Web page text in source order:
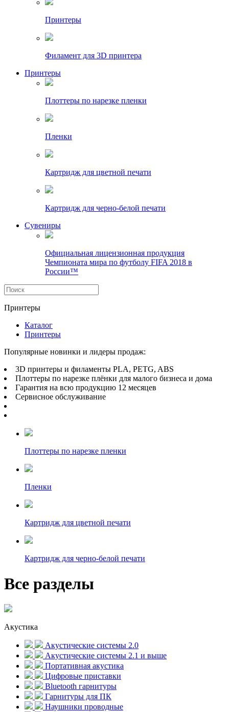
Принтеры
Филамент для 3D принтера
Принтеры
Плоттеры по нарезке пленки
Пленки
Картридж для цветной печати
Картридж для черно-белой печати
Сувениры
Официальная лицензионная продукция
Чемпионата мира по футболу FIFA 2018 в
России™
Принтеры
Каталог
Принтеры
Популярные новинки и лидеры продаж:
3D принтеры и филаменты PLA, PETG, ABS
Плоттеры по нарезке плёнки для малого бизнеса и дома
Гарантия на всю продукцию 12 месяцев
Сервисное обслуживание
Плоттеры по нарезке пленки
Пленки
Картридж для цветной печати
Картридж для черно-белой печати
Все разделы
Акустика
Акустические системы 2.0
Акустические системы 2.1 и выше
Портативная акустика
Цифровые приставки
Bluetooth гарнитуры
Гарнитуры для ПК
Наушники проводные